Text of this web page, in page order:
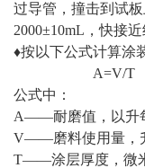
过导管，撞击到试
2000±10mL，快接
♦按以下公式计算涂
A=V/T
公式中：
A——耐磨值，以升
V——磨料使用量，
T——涂层厚度，微